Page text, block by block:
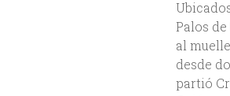
Hotel Santa María, Un
Para Pasar Tus